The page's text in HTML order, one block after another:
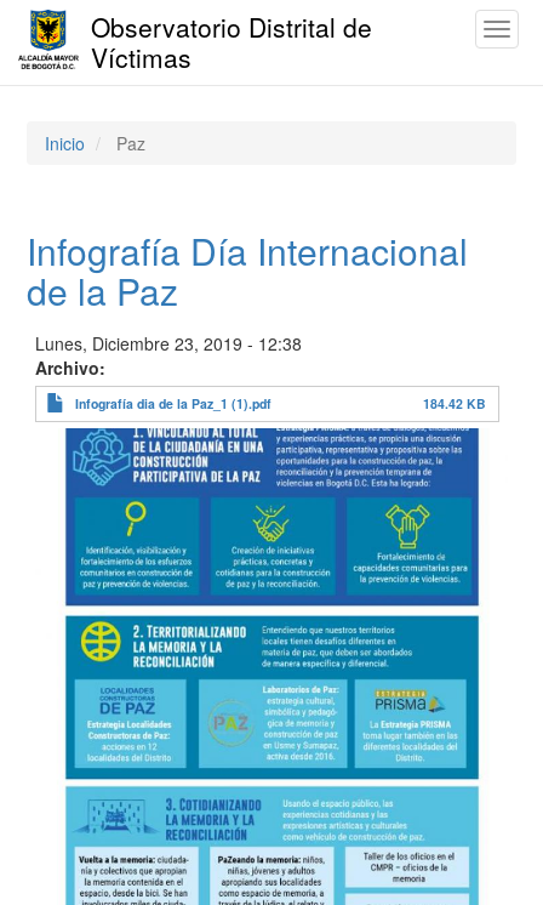
Pasar
contenido
Observatorio Distrital de
Víctimas
Inicio Paz
Infografía Día Internacional
de la Paz
Lunes, Diciembre 23, 2019 - 12:38
Archivo
Infografía dia de la Paz_1 (1).pdf 184.42 KB